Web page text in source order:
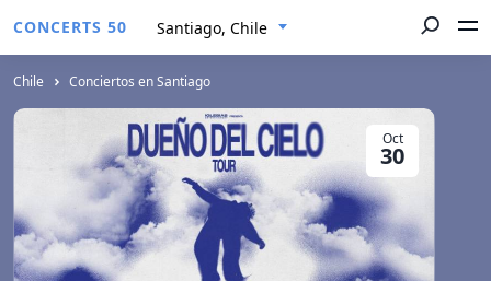
CONCERTS 50 Santiago, Chile
Chile Conciertos en Santiago
Oct
30